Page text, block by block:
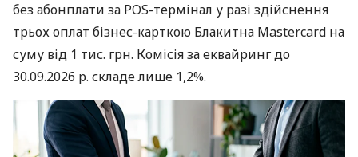
без абонплати за POS-термінал у разі здійснення
трьох оплат бізнес-карткою Блакитна Mastercard на
суму від 1 тис. грн. Комісія за еквайринг до
30.09.2026 р. складе лише 1,2%.